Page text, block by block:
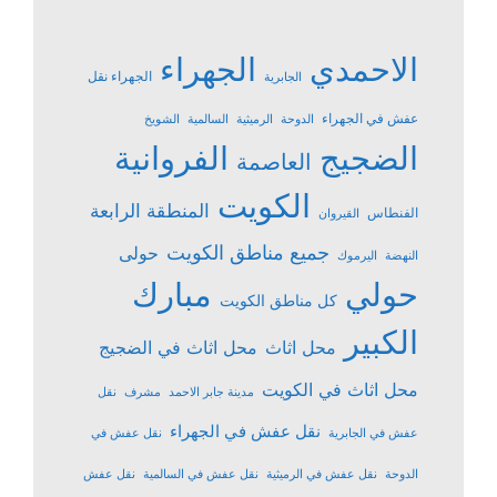
الاحمدي الجابرية الجهراء الجهراء نقل
عفش في الجهراء الدوحة الرميثية السالمية الشويخ
الضجيج العاصمة الفروانية
الفنطاس القيروان الكويت المنطقة الرابعة
النهضة اليرموك جميع مناطق الكويت حولى
حولي كل مناطق الكويت مبارك
الكبير
محل اثاث محل اثاث في الضجيج
محل اثاث في الكويت
مدينة جابر الاحمد مشرف نقل
عفش في الجابرية نقل عفش في الجهراء نقل عفش في
الدوحة نقل عفش في الرميثية نقل عفش في السالمية نقل عفش